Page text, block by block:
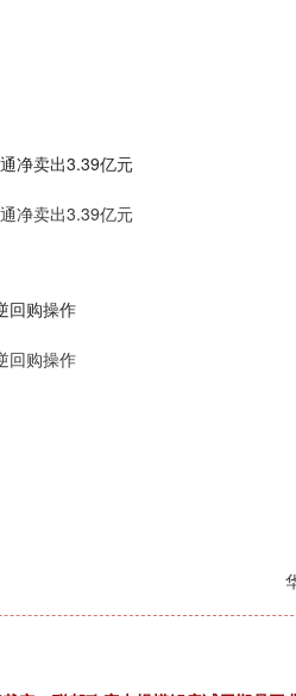
净卖出3.39亿元
净卖出3.39亿元
回购操作
回购操作